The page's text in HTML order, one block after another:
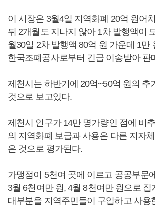
이 시장은 3월4일 지역화폐 20억 원어
뒤 2개월도 지나지 않아 1차 발행액이
월30일 2차 발행액 80억 원 가운데 1만
한국조폐공사로부터 긴급 이송받아 판
제천시는 하반기에 20억~50억 원의 추
것으로 보고있다.
제천시 인구가 14만 명가량인 점에 비
의 지역화폐 보급과 사용은 다른 지자
은 것으로 평가된다.
가맹점이 5천여 곳에 이르고 공공부문
3월 6천여만 원, 4월 8천여만 원으로 집
대부분을 지역주민들이 구입하고 사용